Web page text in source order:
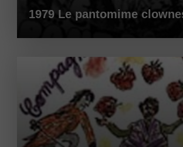
1979 Le pantomime